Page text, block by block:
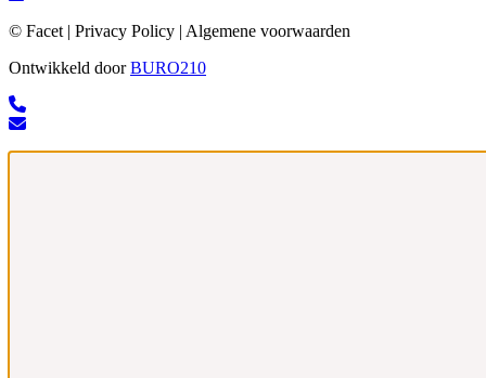
© Facet | Privacy Policy | Algemene voorwaarden
Ontwikkeld doorBURO210